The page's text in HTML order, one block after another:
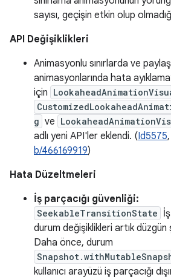
sayısı, geçişin etkin olup
API Değişiklikleri
Animasyonlu sınırlarda ve
animasyonlarında hata
için
g ve
adlı yeni API'ler eklendi. (Id5575,
b/466169919)
Hata Düzeltmeleri
İş parçacığı güvenliği:
SeekableTransitionState
durum değişiklikleri artık düzgün
Daha önce, durum
kullanıcı arayüzü iş parçacığı